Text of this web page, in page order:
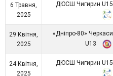
6 Травня,
2025
ДЮСШ Чигирин U15
29 Квітня,
2025
«Дніпро-80» Черкаси
U13
24 Квітня,
2025
ДЮСШ Чигирин U15